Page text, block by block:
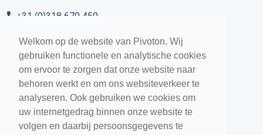
Welkom op de website van Pivoton. Wij
gebruiken functionele en analytische cookies
om ervoor te zorgen dat onze website naar
behoren werkt en om ons websiteverkeer te
analyseren. Ook gebruiken we cookies om
uw internetgedrag binnen onze website te
volgen en daarbij persoonsgegevens te
+31 (0)318 670 450
info@pivoton.nl
Customer Services
+31 (0)318 670 400